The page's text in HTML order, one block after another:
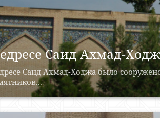
Саид Ахмад-
Саид Ахмад-Ходжа было